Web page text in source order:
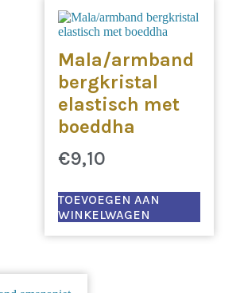
Mala/armband
bergkristal
elastisch met
boeddha
€9,10
TOEVOEGEN AAN
WINKELWAGEN